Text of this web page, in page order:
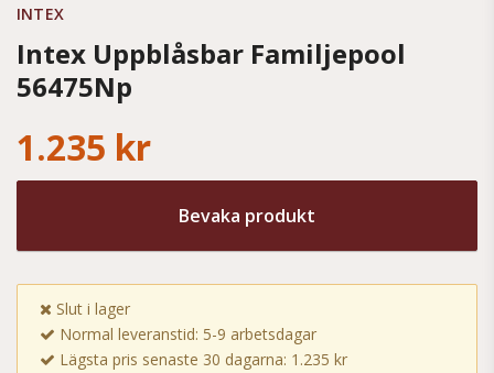
INTEX
Intex Uppblåsbar Familjepool
56475Np
1.235 kr
Bevaka produkt
Slut i lager
Normal leveranstid: 5-9 arbetsdagar
Lägsta pris senaste 30 dagarna: 1.235 kr